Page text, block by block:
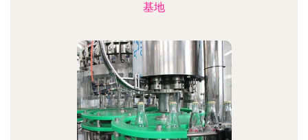
基地